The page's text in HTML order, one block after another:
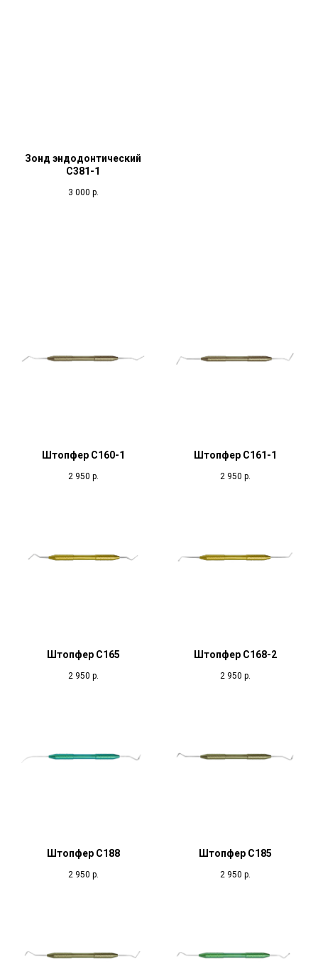
Зонд эндодонтический
C381-1
3 000 р.
Штопфер C160-1
2 950 р.
Штопфер С161-1
2 950 р.
Штопфер С165
2 950 р.
Штопфер С168-2
2 950 р.
Штопфер С188
2 950 р.
Штопфер С185
2 950 р.